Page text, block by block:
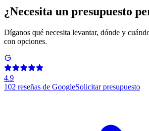
¿Necesita un presupuesto
Díganos qué necesita levantar, dónde y
con opciones.
4.9
102 reseñas de GoogleSolicitar presupuesto